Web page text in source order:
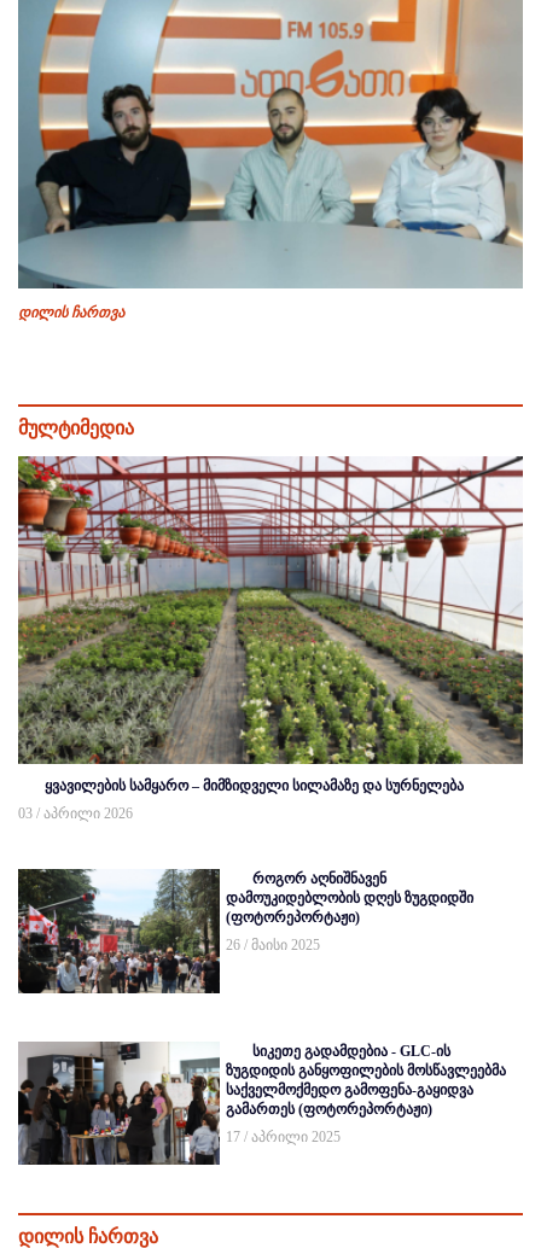
დილის ჩართვა
მულტიმედია
ყვავილების სამყარო – მიმზიდველი სილამაზე და სურნელება
03 / აპრილი 2026
როგორ აღნიშნავენ
დამოუკიდებლობის დღეს ზუგდიდში
(ფოტორეპორტაჟი)
26 / მაისი 2025
სიკეთე გადამდებია - GLC-ის
ზუგდიდის განყოფილების მოსწავლეებმა
საქველმოქმედო გამოფენა-გაყიდვა
გამართეს (ფოტორეპორტაჟი)
17 / აპრილი 2025
დილის ჩართვა